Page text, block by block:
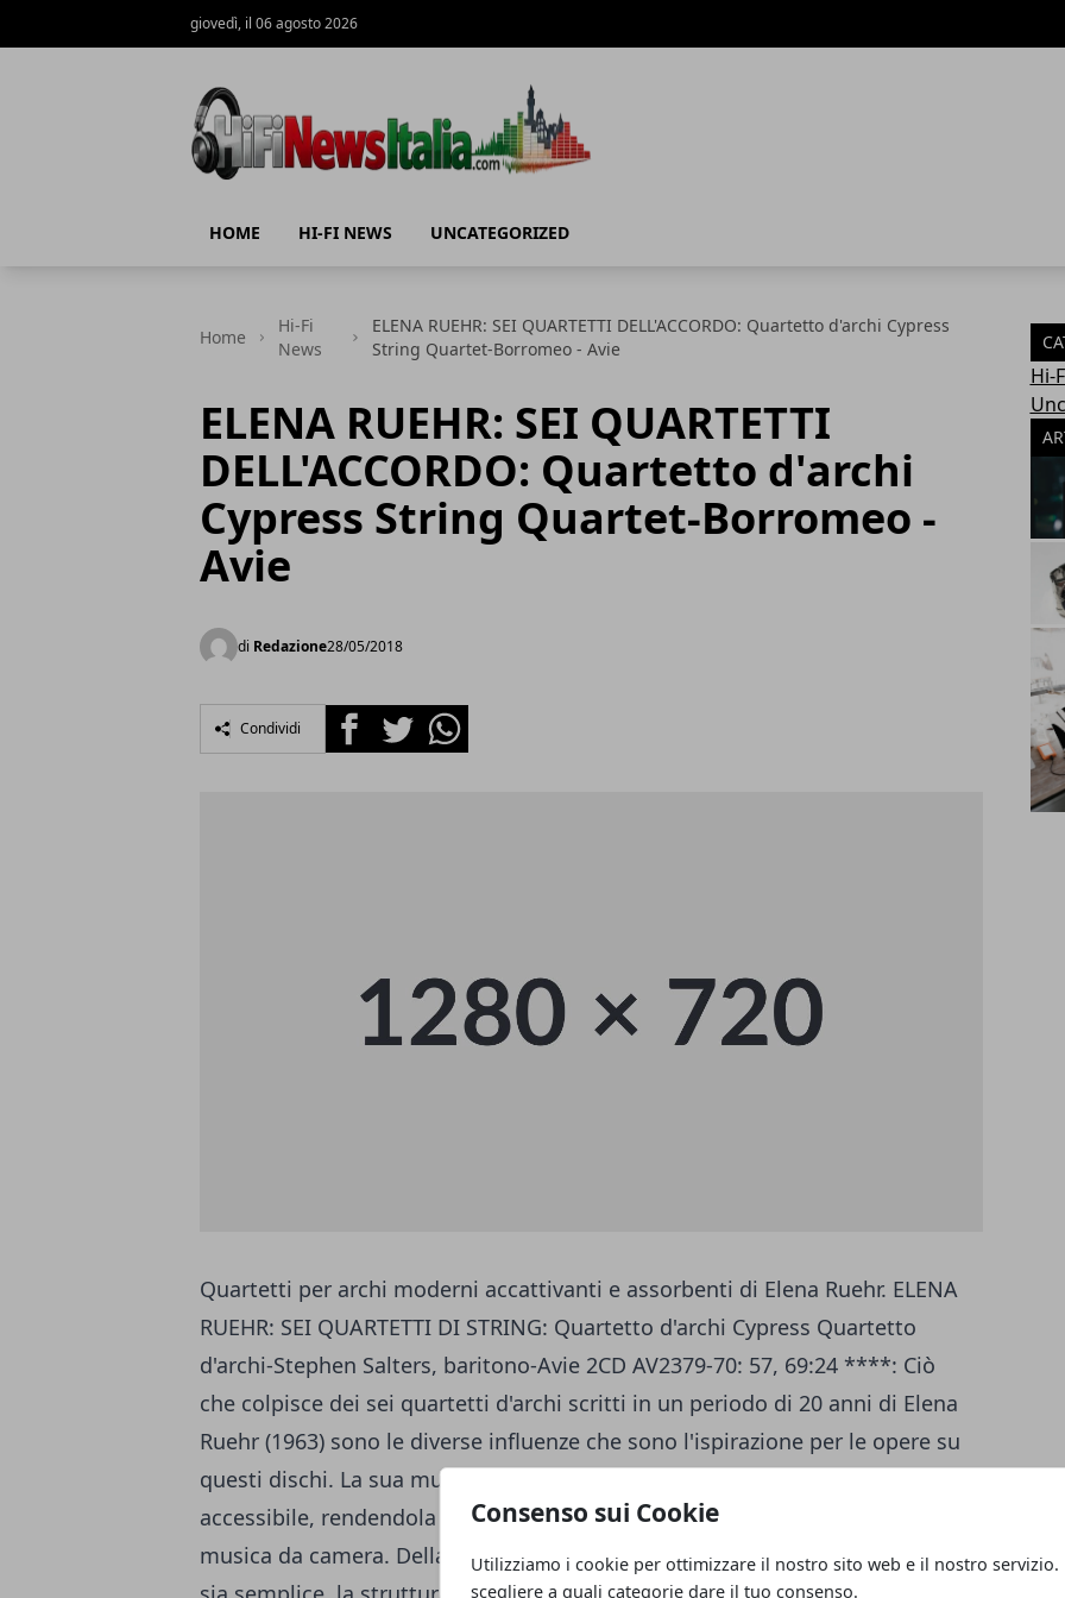
Consenso sui Cookie
Utilizziamo i cookie per ottimizzare il nostro sito web e il nostro servizio.
scegliere a quali categorie dare il tuo consenso.
giovedì, il 06 agosto 2026
HOME HI-FI NEWS UNCATEGORIZED
Home
Hi-Fi
News
ELENA RUEHR: SEI QUARTETTI DELL'ACCORDO: Quartetto d'archi Cypress
String Quartet-Borromeo - Avie
ELENA RUEHR: SEI QUARTETTI
DELL'ACCORDO: Quartetto d'archi
Cypress String Quartet-Borromeo -
Avie
di Redazione28/05/2018
Condividi FacebookTwitterWhatsapp
Quartetti per archi moderni accattivanti e assorbenti di Elena Ruehr. ELENA
RUEHR: SEI QUARTETTI DI STRING: Quartetto d'archi Cypress Quartetto
d'archi-Stephen Salters, baritono-Avie 2CD AV2379-70: 57, 69:24 ****: Ciò
che colpisce dei sei quartetti d'archi scritti in un periodo di 20 anni di Elena
Ruehr (1963) sono le diverse influenze che sono l'ispirazione per le opere su
questi dischi. La sua musica sembra fresca e nuova, ma allo stesso tempo
accessibile, rendendola una costante fonte di fascino per l'amante della
musica da camera. Della sua musica, Ruehr dice: "l'idea è che la superficie
Hi-